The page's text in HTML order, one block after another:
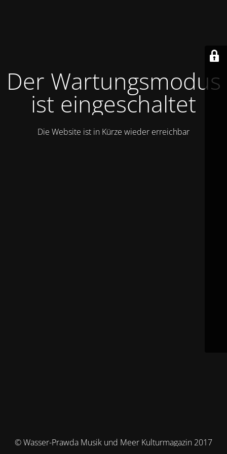
Der Wartungsmodus
ist eingeschaltet
Die Website ist in Kürze wieder erreichbar
© Wasser-Prawda Musik und Meer Kulturmagazin 2017